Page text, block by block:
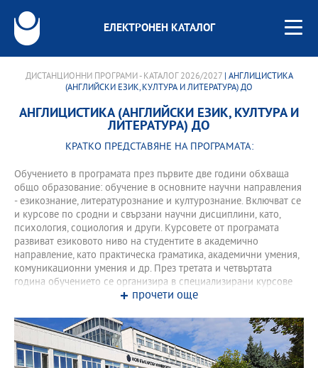
ЕЛЕКТРОНЕН КАТАЛОГ
ДИСТАНЦИОННИ ПРОГРАМИ - КАТАЛОГ 2026/2027| АНГЛИЦИСТИКА
(АНГЛИЙСКИ ЕЗИК, КУЛТУРА И ЛИТЕРАТУРА) ДО
АНГЛИЦИСТИКА (АНГЛИЙСКИ ЕЗИК, КУЛТУРА И
ЛИТЕРАТУРА) ДО
КРАТКО ПРЕДСТАВЯНЕ НА ПРОГРАМАТА:
Обучението в програмата през първите две години обхваща
общо образование: обучение в основните научни направления
- езикознание, литературознание и културознание. Включват се
и курсове по сродни и свързани научни дисциплини, като,
психология, социология и други. Курсовете от програмата
развиват езиковото ниво на студентите в академично
направление, като практическа граматика, академични умения,
комуникационни умения и др. През третата и четвъртата
година обучението се организира в специализирани курсове
към програмата и практически насочени тренингови форми –
езикови технологии и др. През втората част на програмата се
предлагат две специализации: преводач и учител по чужд език,
които водят до съответната професионална квалификация.
прочети още